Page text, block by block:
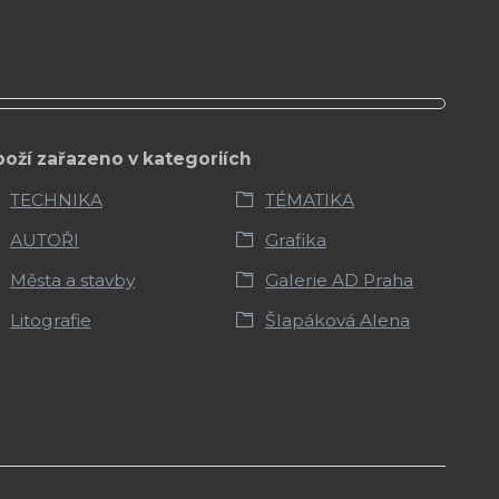
zařazeno v kategoriích
TECHNIKA
TÉMATIKA
AUTOŘI
Grafika
Města a stavby
Galerie AD Praha
Litografie
Šlapáková Alena